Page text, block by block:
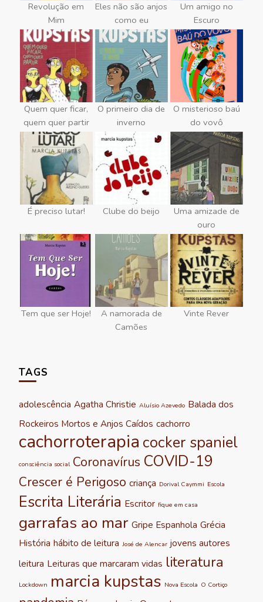
Revolução em
Mim
Eles não são anjos
como eu
Um amigo no
Escuro
Quem quer ficar,
quem quer partir
O primeiro dia de
inverno
O misterioso baú
do vovô
É preciso lutar! Clube do beijo
Uma amizade de
ouro
Tem que ser Hoje!
A namorada de
Camões
Vinte Rever
TAGS
adolescência Agatha Christie Aluísio Azevedo Balada dos
Rockeiros Mortos e Anjos Caídos cachorro
cachorroterapia cocker spaniel
consciência social Coronavírus COVID-19
Crescer é Perigoso criança Dorival Caymmi Escola
Escrita Literária Escritor fique em casa
garrafas ao mar Gripe Espanhola Grécia
História hábito de leitura José de Alencar jovens autores
leitura Leituras que marcaram vidas literatura
Lockdown marcia kupstas Nova Escola O Cortiço